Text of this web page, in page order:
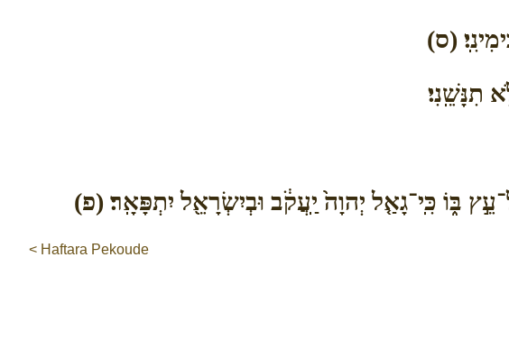
(ס)
תִנָּשֵֽׁנִי׃
בּ֑וֹ כִּֽי־גָאַ֤ל יְהוָה֙ יַֽעֲקֹ֔ב וּבְיִשְׂרָאֵ֖ל יִתְפָּאָֽר׃ (פ)
< Haftara Pekoude